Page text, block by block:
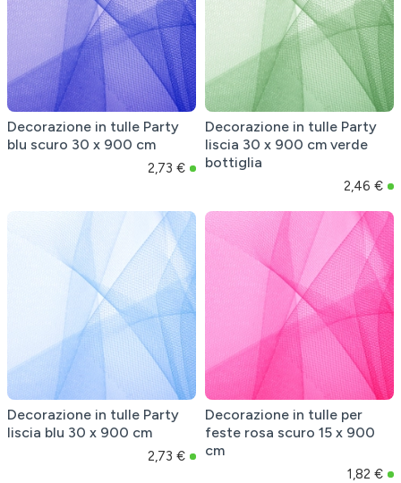
Decorazione in tulle Party
blu scuro 30 x 900 cm
2,73 €
Decorazione in tulle Party
liscia 30 x 900 cm verde
bottiglia
2,46 €
Decorazione in tulle Party
liscia blu 30 x 900 cm
2,73 €
Decorazione in tulle per
feste rosa scuro 15 x 900
cm
1,82 €